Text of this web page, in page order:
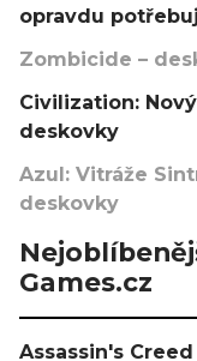
opravdu
Zombicide –
Civilization:
deskovky
Azul: Vitráže
deskovky
Games.cz
Assassin's Creed